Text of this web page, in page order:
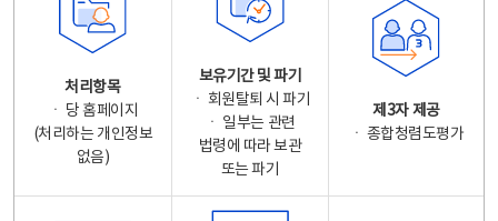
처리항목
ㆍ 당 홈페이지
(처리하는 개인정보
없음)
보유기간 및 파기
ㆍ 회원탈퇴 시 파기
ㆍ 일부는 관련
법령에 따라 보관
또는 파기
제3자 제공
ㆍ 종합청렴도평가